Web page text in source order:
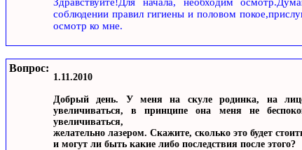
соблюдении правил гигиены и половом
осмотр ко мне.
Вопрос:
1.11.2010
Добрый день. У меня на скуле родинка, на
увеличиваться, в принципе она меня не
увеличиваться,
желательно лазером. Скажите, сколько это будет
и могут ли быть какие либо последствия после этого?